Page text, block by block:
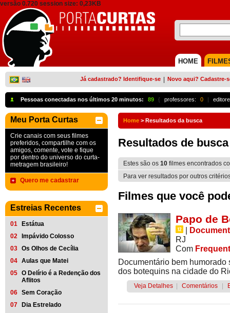
versão 0.720 session size: 0,23KB
HOME
Já cadastrado? Identifique-se Novo aqui? Cadastre-
Pessoas conectadas nos últimos 20 minutos: 89 { professores: 0 |
Meu Porta Curtas
Crie canais com seus filmes
preferidos, compartilhe com os
amigos, comente, vote e fique
por dentro do universo do curta-
metragem brasileiro!
Quero me cadastrar
Estreias Recentes
01
Estátua
02
Impávido Colosso
03 Os Olhos de Cecília
04 Aulas que Matei
05 O Delírio é a Redenção dos
Aflitos
06 Sem Coração
07
Dia Estrelado
Home > Resultados da busca
Resultados de busca
Estes são os 10 filmes encontrados
Para ver resultados por outros
Filmes que você
Papo de
RJ
Com
Documentário bem
dos botequins na cidade do
Veja Detalhes Comentários